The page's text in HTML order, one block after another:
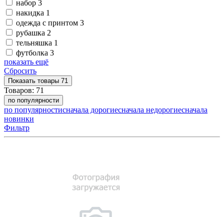
набор 3
накидка 1
одежда с принтом 3
рубашка 2
тельняшка 1
футболка 3
показать ещё
Сбросить
Показать товары 71
Товаров: 71
по популярности
по популярностисначала дорогиесначала недорогиесначала
новинки
Фильтр